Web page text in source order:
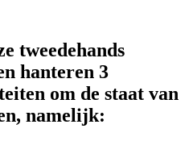
tweedehands
hanteren 3
om de staat van
namelijk: